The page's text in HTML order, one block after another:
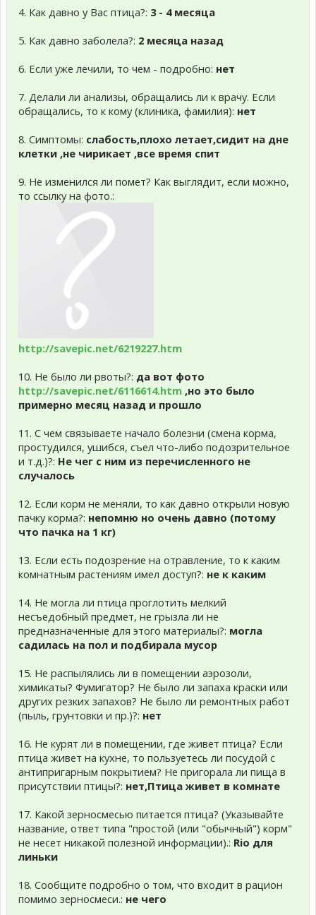
4. Как давно у Вас птица?: 3 - 4 месяца
5. Как давно заболела?: 2 месяца назад
6. Если уже лечили, то чем - подробно: нет
7. Делали ли анализы, обращались ли к врачу. Если
обращались, то к кому (клиника, фамилия): нет
8. Симптомы: слабость,плохо летает,сидит на дне
клетки ,не чирикает ,все время спит
9. Не изменился ли помет? Как выглядит, если можно,
то ссылку на фото.:
http://savepic.net/6219227.htm
10. Не было ли рвоты?: да вот фото
http://savepic.net/6116614.htm ,но это было
примерно месяц назад и прошло
11. С чем связываете начало болезни (смена корма,
простудился, ушибся, съел что-либо подозрительное
и т.д.)?: Не чег с ним из перечисленного не
случалось
12. Если корм не меняли, то как давно открыли новую
пачку корма?: непомню но очень давно (потому
что пачка на 1 кг)
13. Если есть подозрение на отравление, то к каким
комнатным растениям имел доступ?: не к каким
14. Не могла ли птица проглотить мелкий
несъедобный предмет, не грызла ли не
предназначенные для этого материалы?: могла
садилась на пол и подбирала мусор
15. Не распылялись ли в помещении аэрозоли,
химикаты? Фумигатор? Не было ли запаха краски или
других резких запахов? Не было ли ремонтных работ
(пыль, грунтовки и пр.)?: нет
16. Не курят ли в помещении, где живет птица? Если
птица живет на кухне, то пользуетесь ли посудой с
антипригарным покрытием? Не пригорала ли пища в
присутствии птицы?: нет,Птица живет в комнате
17. Какой зерносмесью питается птица? (Указывайте
название, ответ типа "простой (или "обычный") корм"
не несет никакой полезной информации).: Rio для
линьки
18. Сообщите подробно о том, что входит в рацион
помимо зерносмеси.: не чего